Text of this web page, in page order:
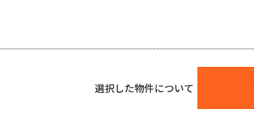
選択した物件について